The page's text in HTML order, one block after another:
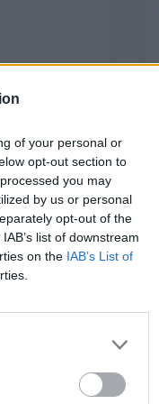
of your personal or
opt-out section to
you may
by us or personal
opt-out of the
list of downstream
on the IAB’s List of